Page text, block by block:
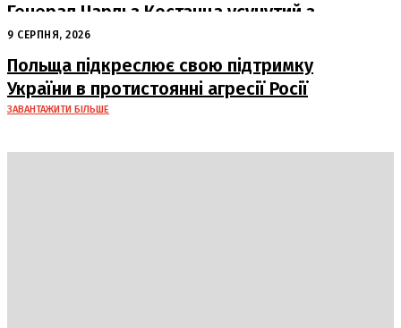
Генерал Чарльз Костанца усунутий з
посади: Пентагон вживає заходів
9 СЕРПНЯ, 2026
Польща підкреслює свою підтримку
України в протистоянні агресії Росії
ЗАВАНТАЖИТИ БІЛЬШЕ